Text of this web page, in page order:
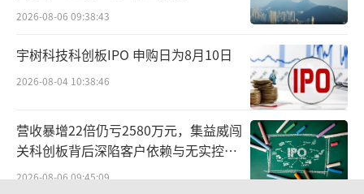
“当看到瓶身并未标注生产许可证时，我
就起了疑心。”郭畅说，他拨打了包装上的厂
家电话，得到的回复是：“生产许可证还在申
请”。他又通过生产厂家所在地的市场监督管
理局官网查询获知，其食品生产许可证一年多
以前已经被注销。随后，他向相关部门进行了
举报。事后，该直播间被关闭，郭畅母亲也收
2026-08-06 09:38:43
宇树科技科创板IPO 申购日为8月10日
2026-08-04 10:38:46
营收暴增22倍仍亏2580万元，集益威闯
关科创板背后深陷客户依赖与无实控人
困局
2026-08-06 09:45:09